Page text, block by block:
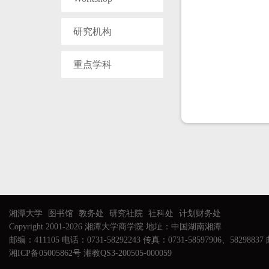
研究机构
重点学科
湘潭大学 图书馆 教务处 研究社院 社科处
计划财务处
Copyright 2001-2026 湘潭大学商学院 地址：中国湖南湘潭
邮编：411105 电话：0731-58292243 传真：0731-58597906、58298837
湘ICP备05005862号 湘教QS3-200505-000059